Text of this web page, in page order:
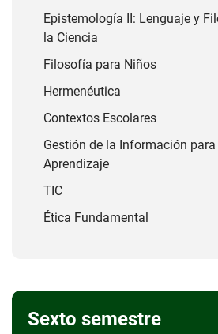
Epistemología II: Lenguaje y
la Ciencia
Filosofía para Niños
Hermenéutica
Contextos Escolares
Gestión de la Información para
Aprendizaje
TIC
Ética Fundamental
Sexto semestre